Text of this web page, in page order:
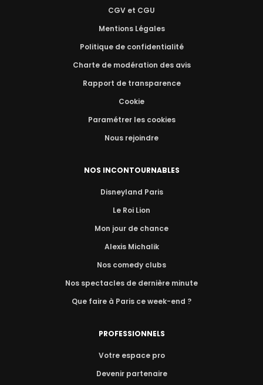
CGV et CGU
Mentions Légales
Politique de confidentialité
Charte de modération des avis
Rapport de transparence
Cookie
Paramétrer les cookies
Nous rejoindre
NOS INCONTOURNABLES
Disneyland Paris
Le Roi Lion
Mon jour de chance
Alexis Michalik
Nos comedy clubs
Nos spectacles de dernière minute
Que faire à Paris ce week-end ?
PROFESSIONNELS
Votre espace pro
Devenir partenaire